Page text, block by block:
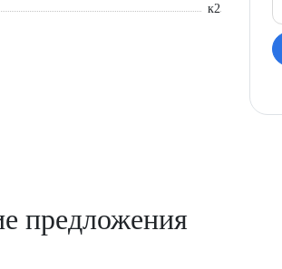
к2
предложения